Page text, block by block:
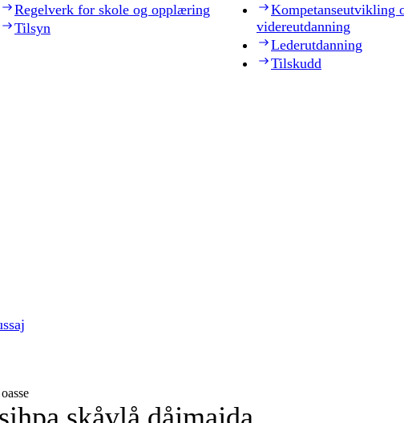
Regelverk for skole og opplæring
Tilsyn
Kompetanseutvikling
videreutdanning
Lederutdanning
Tilskudd